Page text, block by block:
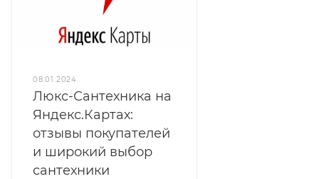
08.01.2024
Люкс-Сантехника на
Яндекс.Картах:
отзывы покупателей
и широкий выбор
сантехники